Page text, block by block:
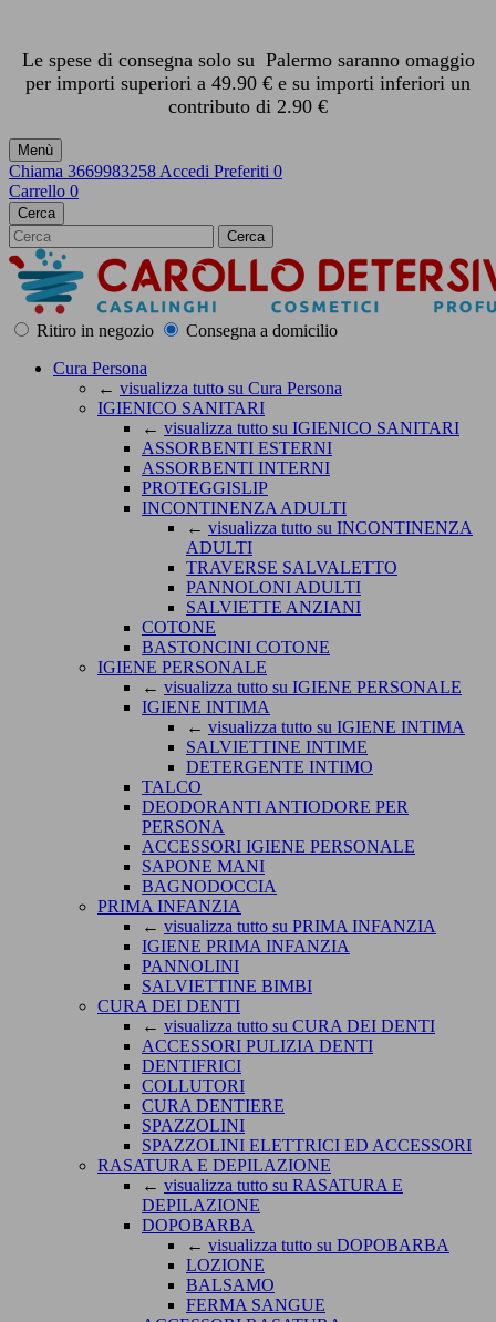
Le spese di consegna solo su Palermo saranno omaggio
per importi superiori a 49.90 € e su importi inferiori un
contributo di 2.90 €
Menù
Chiama 3669983258 Accedi Preferiti 0
Carrello 0
Cerca
Cerca
Ritiro in negozio
Consegna a domicilio
Cura Persona
← visualizza tutto su Cura Persona
IGIENICO SANITARI
← visualizza tutto su IGIENICO SANITARI
ASSORBENTI ESTERNI
ASSORBENTI INTERNI
PROTEGGISLIP
INCONTINENZA ADULTI
← visualizza tutto su INCONTINENZA
ADULTI
TRAVERSE SALVALETTO
PANNOLONI ADULTI
SALVIETTE ANZIANI
COTONE
BASTONCINI COTONE
IGIENE PERSONALE
← visualizza tutto su IGIENE PERSONALE
IGIENE INTIMA
← visualizza tutto su IGIENE INTIMA
SALVIETTINE INTIME
DETERGENTE INTIMO
TALCO
DEODORANTI ANTIODORE PER
PERSONA
ACCESSORI IGIENE PERSONALE
SAPONE MANI
BAGNODOCCIA
PRIMA INFANZIA
← visualizza tutto su PRIMA INFANZIA
IGIENE PRIMA INFANZIA
PANNOLINI
SALVIETTINE BIMBI
CURA DEI DENTI
← visualizza tutto su CURA DEI DENTI
ACCESSORI PULIZIA DENTI
DENTIFRICI
COLLUTORI
CURA DENTIERE
SPAZZOLINI
SPAZZOLINI ELETTRICI ED ACCESSORI
RASATURA E DEPILAZIONE
← visualizza tutto su RASATURA E
DEPILAZIONE
DOPOBARBA
← visualizza tutto su DOPOBARBA
LOZIONE
BALSAMO
FERMA SANGUE